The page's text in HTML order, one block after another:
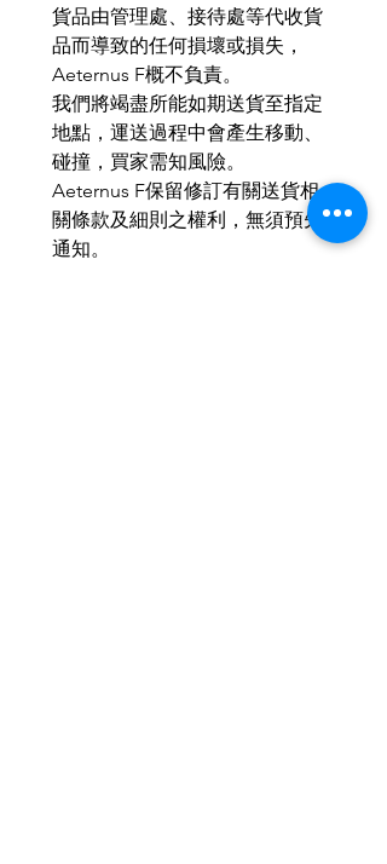
貨品由管理處、接待處等代收貨
品而導致的任何損壞或損失，
Aeternus F概不負責。
我們將竭盡所能如期送貨至指定
地點，運送過程中會產生移動、
碰撞，買家需知風險。
Aeternus F保留修訂有關送貨相
關條款及細則之權利，無須預先
通知。